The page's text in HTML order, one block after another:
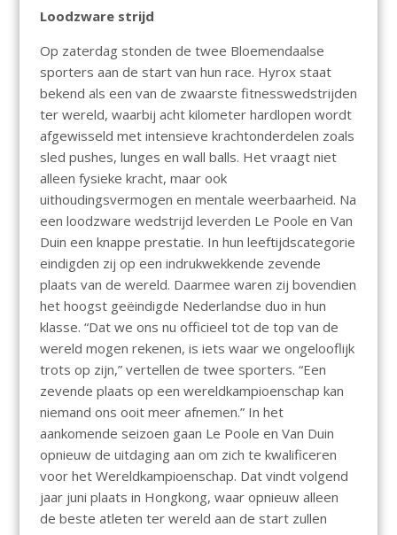
Loodzware strijd
Op zaterdag stonden de twee Bloemendaalse
sporters aan de start van hun race. Hyrox staat
bekend als een van de zwaarste fitnesswedstrijden
ter wereld, waarbij acht kilometer hardlopen wordt
afgewisseld met intensieve krachtonderdelen zoals
sled pushes, lunges en wall balls. Het vraagt niet
alleen fysieke kracht, maar ook
uithoudingsvermogen en mentale weerbaarheid. Na
een loodzware wedstrijd leverden Le Poole en Van
Duin een knappe prestatie. In hun leeftijdscategorie
eindigden zij op een indrukwekkende zevende
plaats van de wereld. Daarmee waren zij bovendien
het hoogst geëindigde Nederlandse duo in hun
klasse. “Dat we ons nu officieel tot de top van de
wereld mogen rekenen, is iets waar we ongelooflijk
trots op zijn,” vertellen de twee sporters. “Een
zevende plaats op een wereldkampioenschap kan
niemand ons ooit meer afnemen.” In het
aankomende seizoen gaan Le Poole en Van Duin
opnieuw de uitdaging aan om zich te kwalificeren
voor het Wereldkampioenschap. Dat vindt volgend
jaar juni plaats in Hongkong, waar opnieuw alleen
de beste atleten ter wereld aan de start zullen